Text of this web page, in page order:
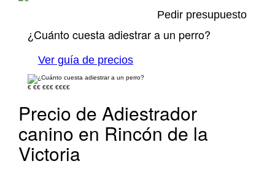
Pedir presupuesto
¿Cuánto cuesta adiestrar a un perro?
Ver guía de precios
€ €€ €€€ €€€€
Precio de Adiestrador
canino en Rincón de la
Victoria